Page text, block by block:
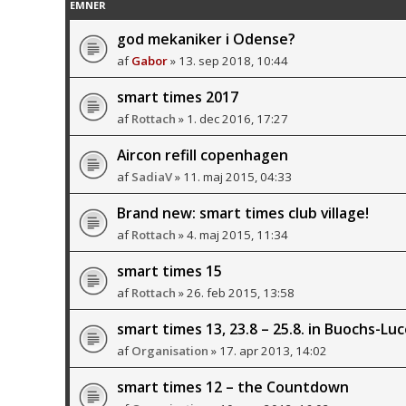
EMNER
god mekaniker i Odense?
afGabor» 13. sep 2018, 10:44
smart times 2017
afRottach » 1. dec 2016, 17:27
Aircon refill copenhagen
afSadiaV» 11. maj 2015, 04:33
Brand new: smart times club village!
afRottach » 4. maj 2015, 11:34
smart times 15
afRottach » 26. feb 2015, 13:58
smart times 13, 23.8 – 25.8. in Buochs-
afOrganisation » 17. apr 2013, 14:02
smart times 12 – the Countdown